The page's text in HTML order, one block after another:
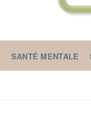
SANTÉ MENTALE